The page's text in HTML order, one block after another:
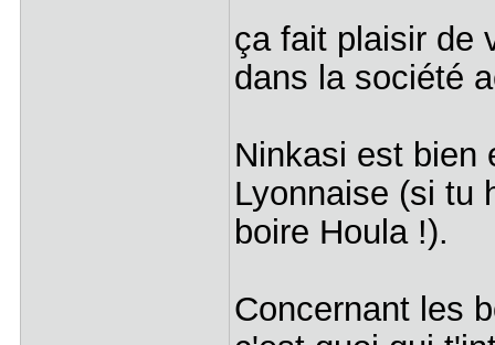
ça fait plaisir de
dans la société
Ninkasi est bien
Lyonnaise (si tu
boire Houla !).
Concernant les